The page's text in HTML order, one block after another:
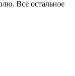
Все остальное